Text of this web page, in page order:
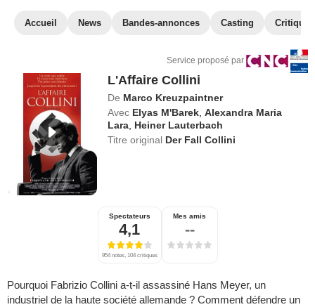
Accueil News Bandes-annonces Casting
Service proposé par
L'Affaire Collini
De Marco Kreuzpaintner
Avec Elyas M'Barek ,Alexandra Maria
Lara Heiner Lauterbach
Titre original Der Fall Collini
Spectateurs
4,1
954 notes, 104 critiques
Mes amis
--
Pourquoi Fabrizio Collini a-t-il assassiné Hans Meyer, un
industriel de la haute société allemande ? Comment défendre un